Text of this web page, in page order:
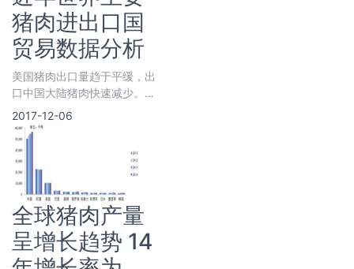
猪肉进出口国
贸易数据分析
美国猪肉出口量趋于平缓，出
口中国大陆猪肉快速减少。据
美国农业部资料显示，2009
—2013年美国猪肉出口量稳
步增加，从185.71万吨增至
2012年的244.
2017-12-06
全球猪肉产量
呈增长趋势 14